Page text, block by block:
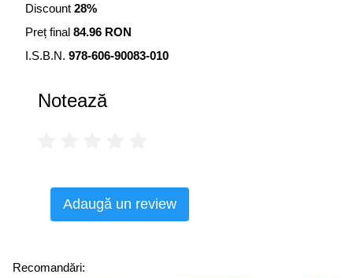
Discount 28%
Preț final 84.96 RON
I.S.B.N. 978-606-90083-010
Notează
Adaugă un review
Recomandări: